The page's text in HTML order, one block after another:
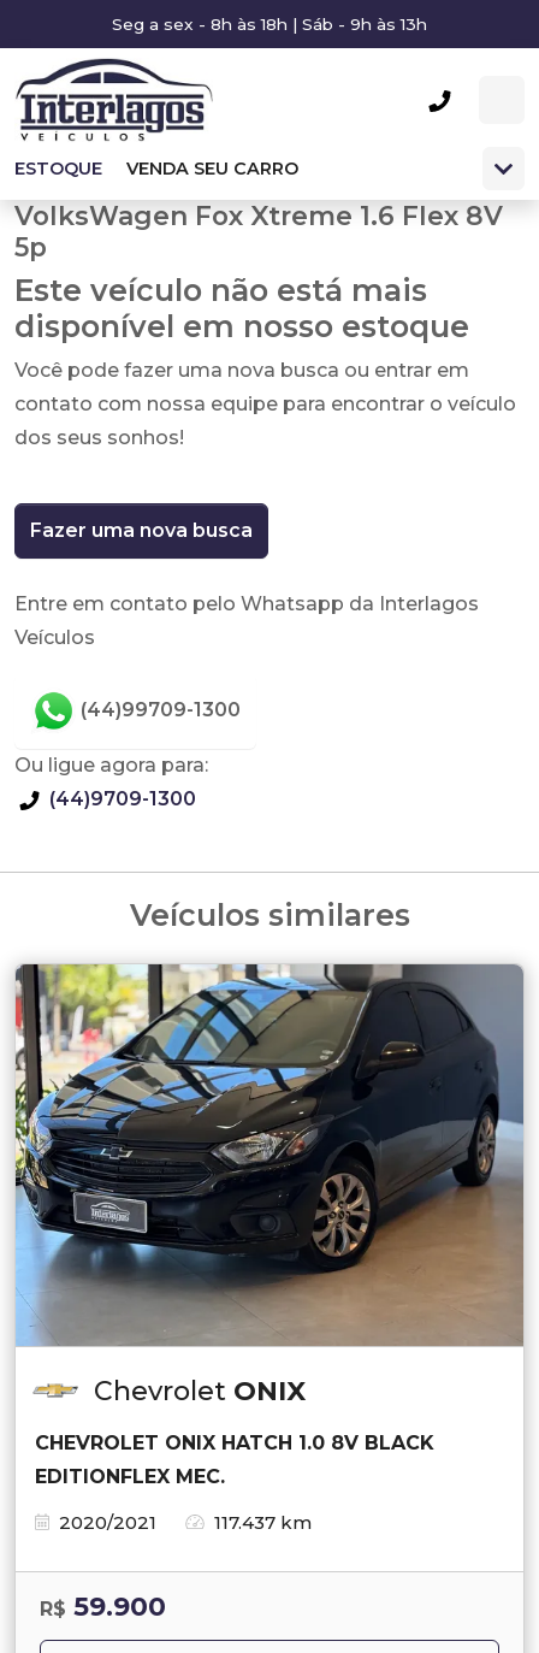
Seg a sex - 8h às 18h | Sáb - 9h às 13h
ESTOQUE VENDA SEU CARRO
VolksWagen Fox Xtreme 1.6 Flex 8V
5p
Este veículo não está mais
disponível em nosso estoque
Você pode fazer uma nova busca ou entrar em
contato com nossa equipe para encontrar o veículo
dos seus sonhos!
Fazer uma nova busca
Entre em contato pelo Whatsapp da Interlagos
Veículos
(44)99709-1300
Ou ligue agora para:
(44)9709-1300
Veículos similares
Chevrolet ONIX
CHEVROLET ONIX HATCH 1.0 8V BLACK
EDITIONFLEX MEC.
2020/2021
117.437 km
R$ 59.900